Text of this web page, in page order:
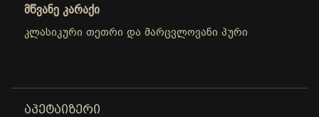
მწვანე კარაქი
კლასიკური თეთრი და მარცვლოვანი პური
ᲐᲞᲔᲢᲐᲘᲖᲔᲠᲘ